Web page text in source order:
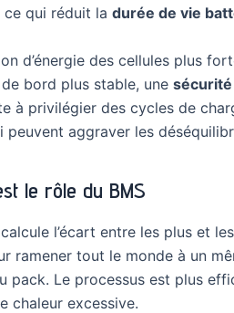
ce qui réduit la durée de vie
d’énergie des cellules plus
bord plus stable, une
à privilégier des cycles de
aggraver les
le rôle du BMS
l’écart entre les plus et
tout le monde à un
pack. Le processus est plus
chaleur excessive.